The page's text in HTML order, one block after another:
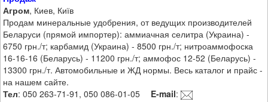
Агром, Киев, Київ
Продам минеральные удобрения, от ведущих производителей
Беларуси (прямой импортер): аммиачная селитра (Украина) -
6750 грн./т; карбамид (Украина) - 8500 грн./т; нитроаммофоска
16-16-16 (Беларусь) - 11200 грн./т; аммофос 12-52 (Беларусь) -
13300 грн./т. Автомобильные и ЖД нормы. Весь каталог и прайс -
на нашем сайте.
Тел: 050 263-71-91, 050 086-01-05 E-mail: